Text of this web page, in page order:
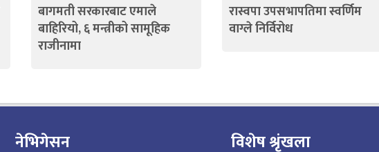
बागमती सरकारबाट एमाले
बाहिरियो, ६ मन्त्रीको सामूहिक
राजीनामा
रास्वपा उपसभापतिमा स्वर्णिम
वाग्ले निर्विरोध
नेभिगेसन विशेष श्रृंखला